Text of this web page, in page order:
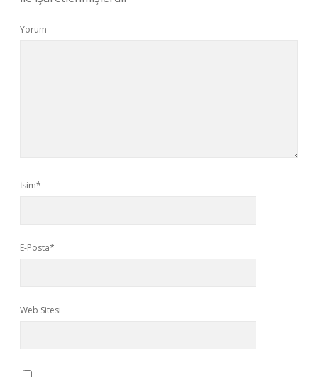
Yorum
İsim*
E-Posta*
Web Sitesi